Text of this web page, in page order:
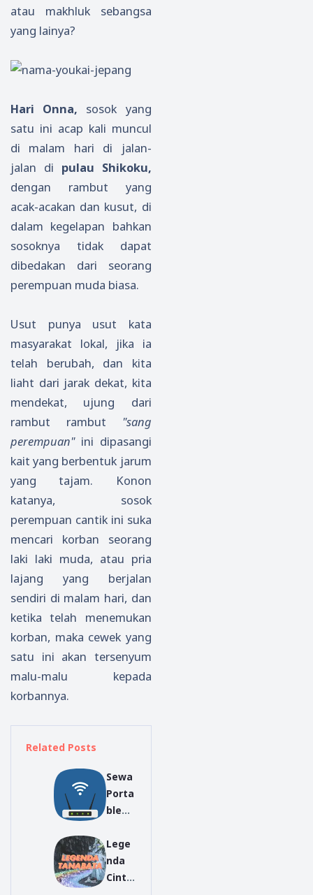
atau makhluk sebangsa
yang lainya?
Hari Onna, sosok yang
satu ini acap kali muncul
di malam hari di jalan-
jalan di pulau Shikoku,
dengan rambut yang
acak-acakan dan kusut, di
dalam kegelapan bahkan
sosoknya tidak dapat
dibedakan dari seorang
perempuan muda biasa.
Usut punya usut kata
masyarakat lokal, jika ia
telah berubah, dan kita
liaht dari jarak dekat, kita
mendekat, ujung dari
rambut rambut "sang
perempuan"ini dipasangi
kait yang berbentuk jarum
yang tajam. Konon
katanya, sosok
perempuan cantik ini suka
mencari korban seorang
laki laki muda, atau pria
lajang yang berjalan
sendiri di malam hari, dan
ketika telah menemukan
korban, maka cewek yang
satu ini akan tersenyum
malu-malu kepada
korbannya.
Related Posts
Sewa
Porta
ble
Jepan
g di
Jakar
Lege
nda
Cinta